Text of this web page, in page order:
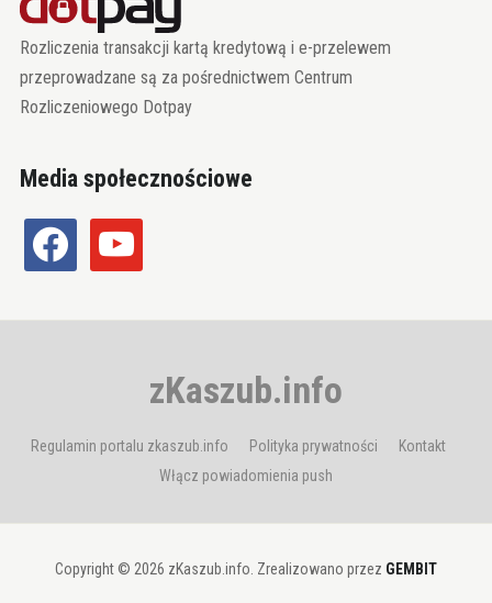
Rozliczenia transakcji kartą kredytową i e-przelewem
przeprowadzane są za pośrednictwem Centrum
Rozliczeniowego Dotpay
Media społecznościowe
facebook youtube
zKaszub.info
Regulamin portalu zkaszub.info Polityka prywatności
Kontakt
Włącz powiadomienia push
Copyright © 2026 zKaszub.info. Zrealizowano przez GEMBIT